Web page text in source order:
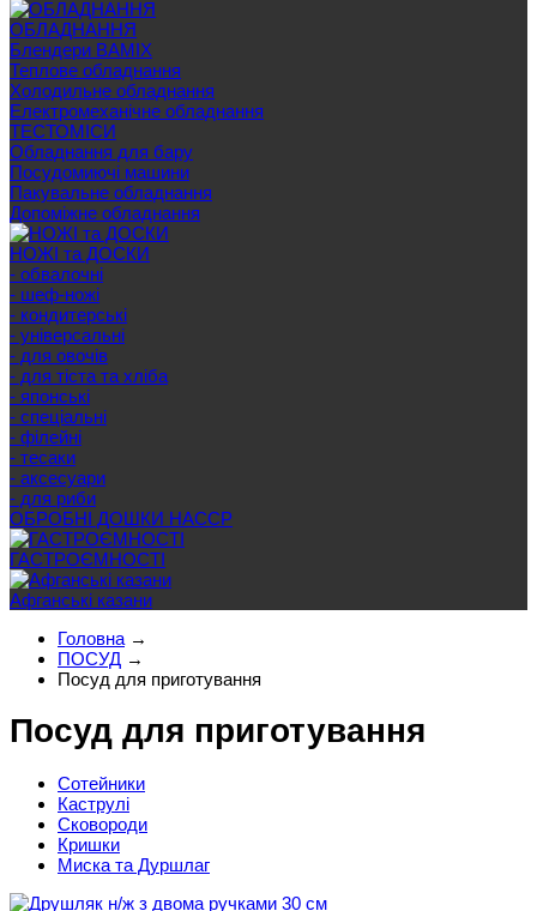
ОБЛАДНАННЯ
Блендери BAMIX
Теплове обладнання
Холодильне обладнання
Електромеханічне обладнання
ТЕСТОМІСИ
Обладнання для бару
Посудомиючі машини
Пакувальне обладнання
Допоміжне обладнання
НОЖІ та ДОСКИ
- обвалочні
- шеф-ножі
- кондитерські
- універсальні
- для овочів
- для тіста та хліба
- японські
- спеціальні
- філейні
- тесаки
- аксесуари
- для риби
ОБРОБНІ ДОШКИ HACCP
ГАСТРОЄМНОСТІ
Афганські казани
Головна →
ПОСУД →
Посуд для приготування
Посуд для приготування
Сотейники
Каструлі
Сковороди
Кришки
Миска та Дуршлаг